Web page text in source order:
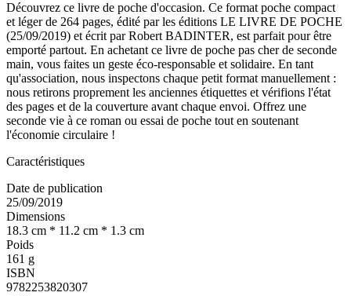
Découvrez ce livre de poche d'occasion. Ce format poche compact
et léger de 264 pages, édité par les éditions LE LIVRE DE POCHE
(25/09/2019) et écrit par Robert BADINTER, est parfait pour être
emporté partout. En achetant ce livre de poche pas cher de seconde
main, vous faites un geste éco-responsable et solidaire. En tant
qu'association, nous inspectons chaque petit format manuellement :
nous retirons proprement les anciennes étiquettes et vérifions l'état
des pages et de la couverture avant chaque envoi. Offrez une
seconde vie à ce roman ou essai de poche tout en soutenant
l'économie circulaire !
Caractéristiques
Date de publication
25/09/2019
Dimensions
18.3 cm * 11.2 cm * 1.3 cm
Poids
161 g
ISBN
9782253820307